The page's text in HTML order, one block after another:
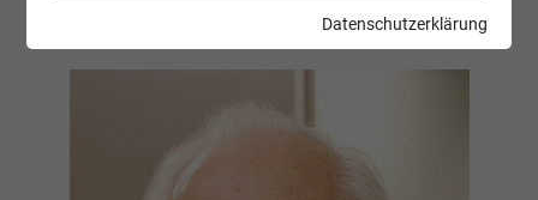
Datenschutzerklärung